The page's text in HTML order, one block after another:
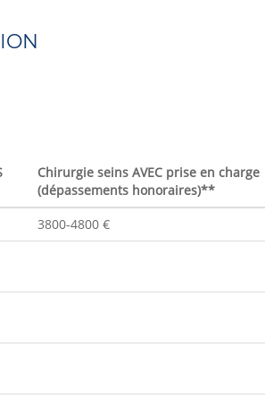
Chirurgie seins AVEC prise en charge
(dépassements honoraires)**
3800-4800 €